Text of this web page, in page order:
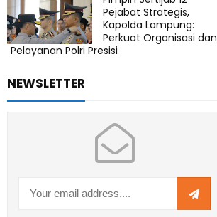
Pejabat Strategis,
Kapolda Lampung:
Perkuat Organisasi dan
Pelayanan Polri Presisi
NEWSLETTER